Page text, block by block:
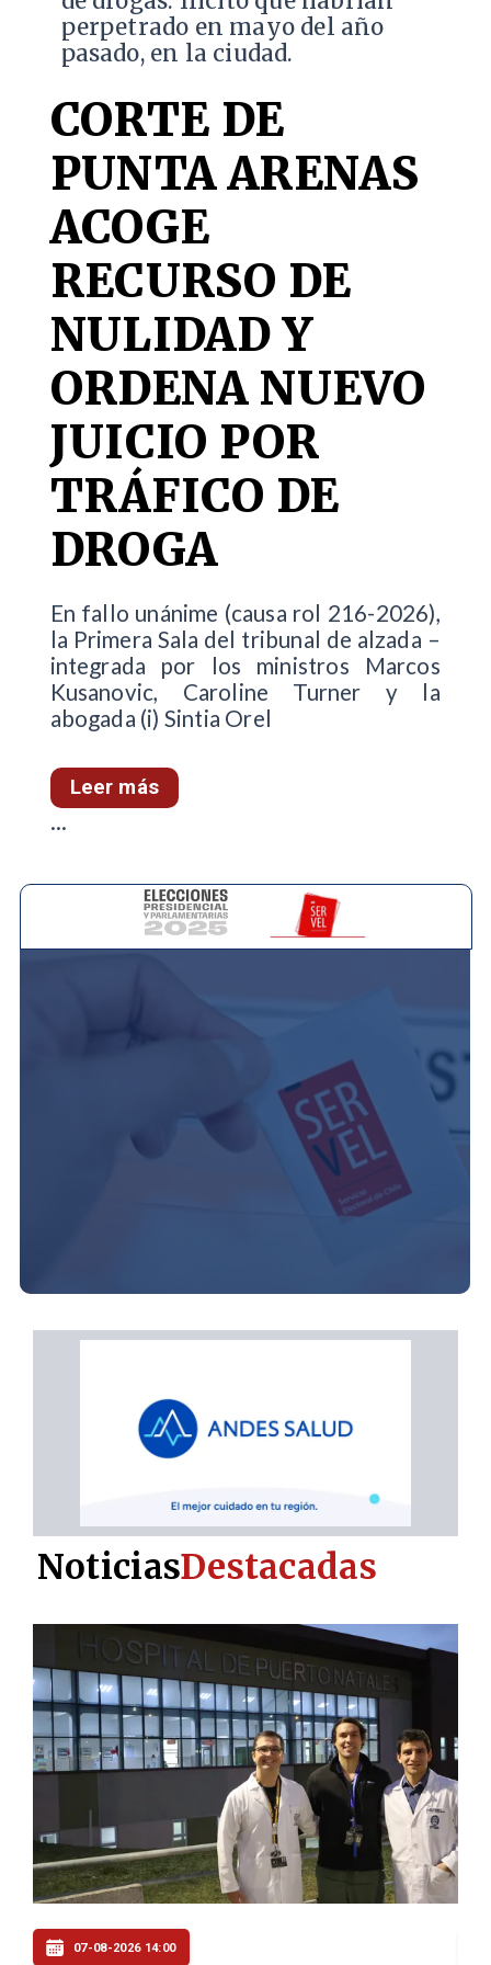
perpetrado en mayo del año
pasado, en la ciudad.
CORTE DE
PUNTA ARENAS
ACOGE
RECURSO DE
NULIDAD Y
ORDENA NUEVO
JUICIO POR
TRÁFICO DE
DROGA
En fallo unánime (causa rol 216-2026),
la Primera Sala del tribunal de alzada –
integrada por los ministros Marcos
Kusanovic, Caroline Turner y la
abogada (i) Sintia Orel
Leer más
...
07-08-2026 06:00
NoticiasDestacadas